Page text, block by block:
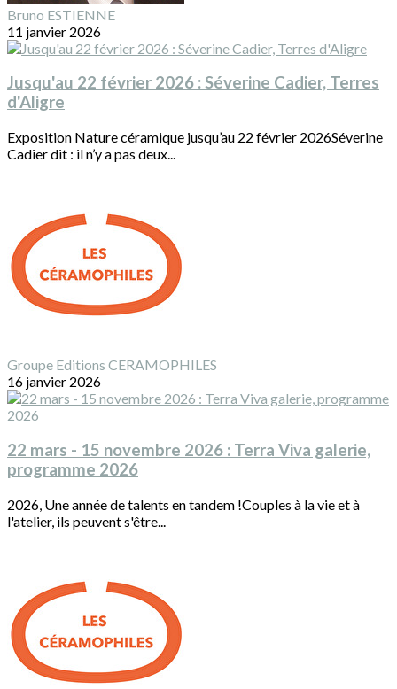
Bruno ESTIENNE
11 janvier 2026
Jusqu'au 22 février 2026 : Séverine Cadier, Terres
d'Aligre
Exposition Nature céramique jusqu’au 22 février 2026Séverine
Cadier dit : il n’y a pas deux...
Groupe Editions CERAMOPHILES
16 janvier 2026
22 mars - 15 novembre 2026 : Terra Viva galerie,
programme 2026
2026, Une année de talents en tandem !Couples à la vie et à
l'atelier, ils peuvent s'être...